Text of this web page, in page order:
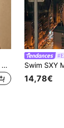
Travachic Maillot de bain une pièce grande taille à imprimé de plantes tropicales, découpe et épaule unique avec lien
14,78€